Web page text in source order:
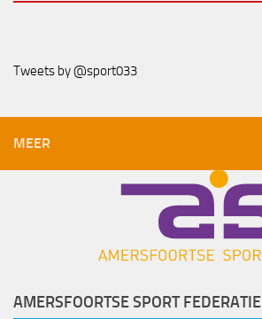
Tweets by @sport033
MEER
AMERSFOORTSE SPORT FEDERATIE